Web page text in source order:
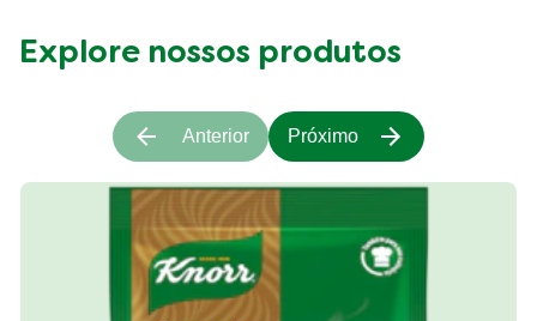
Explore nossos produtos
Anterior Próximo